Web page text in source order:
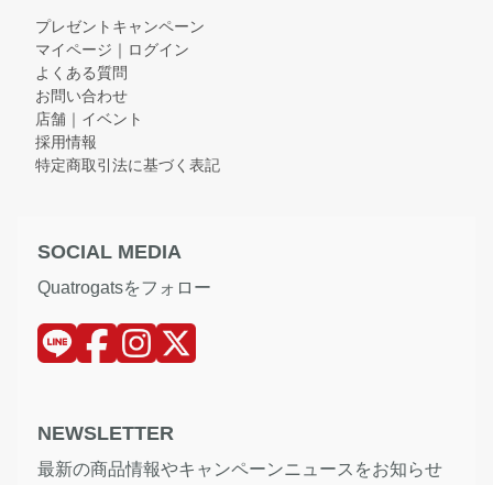
プレゼントキャンペーン
マイページ｜ログイン
よくある質問
お問い合わせ
店舗｜イベント
採用情報
特定商取引法に基づく表記
SOCIAL MEDIA
Quatrogatsをフォロー
NEWSLETTER
最新の商品情報やキャンペーンニュースをお知らせ